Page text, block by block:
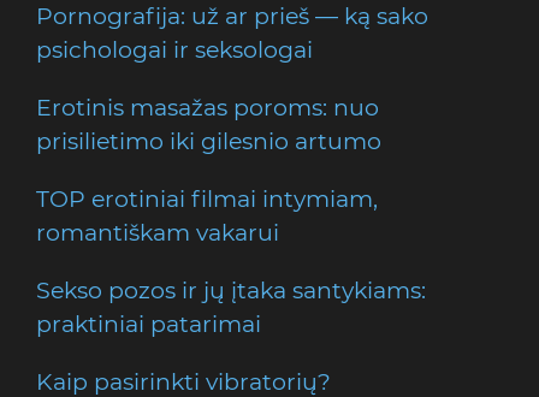
Pornografija: už ar prieš — ką sako
psichologai ir seksologai
Erotinis masažas poroms: nuo
prisilietimo iki gilesnio artumo
TOP erotiniai filmai intymiam,
romantiškam vakarui
Sekso pozos ir jų įtaka santykiams:
praktiniai patarimai
Kaip pasirinkti vibratorių?